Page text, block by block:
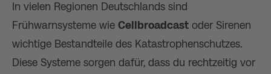
In vielen Regionen Deutschlands sind
Frühwarnsysteme wie Cellbroadcast oder Sirenen
wichtige Bestandteile des Katastrophenschutzes.
Diese Systeme sorgen dafür, dass du rechtzeitig vor